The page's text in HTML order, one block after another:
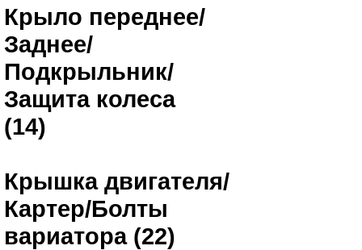
Крыло переднее/
Заднее/
Подкрыльник/
Защита колеса
(14)
Крышка двигателя/
Картер/Болты
вариатора (22)